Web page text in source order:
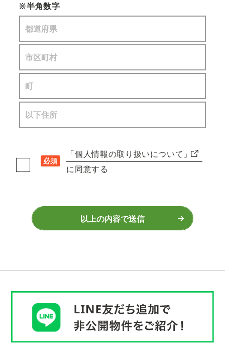
※半角数字
必須
「個人情報の取り扱いについて」
に同意する
以上の内容で送信